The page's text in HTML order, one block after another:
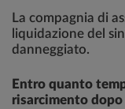
La compagnia di
liquidazione del
danneggiato.
Entro quanto
risarcimento